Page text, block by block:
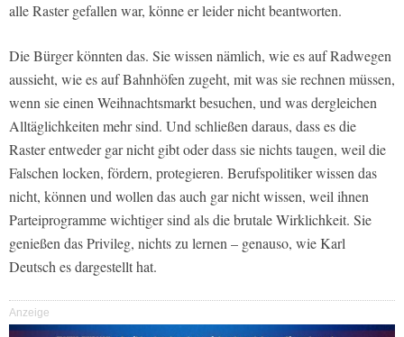
alle Raster gefallen war, könne er leider nicht beantworten.
Die Bürger könnten das. Sie wissen nämlich, wie es auf Radwegen
aussieht, wie es auf Bahnhöfen zugeht, mit was sie rechnen müssen,
wenn sie einen Weihnachtsmarkt besuchen, und was dergleichen
Alltäglichkeiten mehr sind. Und schließen daraus, dass es die
Raster entweder gar nicht gibt oder dass sie nichts taugen, weil die
Falschen locken, fördern, protegieren. Berufspolitiker wissen das
nicht, können und wollen das auch gar nicht wissen, weil ihnen
Parteiprogramme wichtiger sind als die brutale Wirklichkeit. Sie
genießen das Privileg, nichts zu lernen – genauso, wie Karl
Deutsch es dargestellt hat.
Anzeige